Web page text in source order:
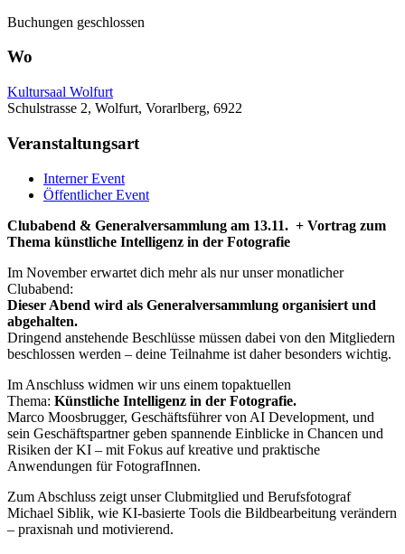
Buchungen geschlossen
Wo
Kultursaal Wolfurt
Schulstrasse 2, Wolfurt, Vorarlberg, 6922
Veranstaltungsart
Interner Event
Öffentlicher Event
Clubabend & Generalversammlung am 13.11. + Vortrag zum
Thema künstliche Intelligenz in der Fotografie
Im November erwartet dich mehr als nur unser monatlicher
Clubabend:
Dieser Abend wird als Generalversammlung organisiert und
abgehalten.
Dringend anstehende Beschlüsse müssen dabei von den Mitgliedern
beschlossen werden – deine Teilnahme ist daher besonders wichtig.
Im Anschluss widmen wir uns einem topaktuellen
Thema: Künstliche Intelligenz in der Fotografie.
Marco Moosbrugger, Geschäftsführer von AI Development, und
sein Geschäftspartner geben spannende Einblicke in Chancen und
Risiken der KI – mit Fokus auf kreative und praktische
Anwendungen für FotografInnen.
Zum Abschluss zeigt unser Clubmitglied und Berufsfotograf
Michael Siblik, wie KI-basierte Tools die Bildbearbeitung verändern
– praxisnah und motivierend.